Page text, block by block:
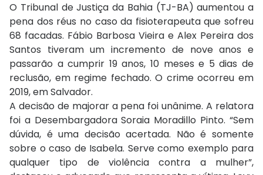
O Tribunal de Justiça da Bahia (TJ-BA) aumentou a
pena dos réus no caso da fisioterapeuta que sofreu
68 facadas. Fábio Barbosa Vieira e Alex Pereira dos
Santos tiveram um incremento de nove anos e
passarão a cumprir 19 anos, 10 meses e 5 dias de
reclusão, em regime fechado. O crime ocorreu em
2019, em Salvador.
A decisão de majorar a pena foi unânime. A relatora
foi a Desembargadora Soraia Moradillo Pinto. “Sem
dúvida, é uma decisão acertada. Não é somente
sobre o caso de Isabela. Serve como exemplo para
qualquer tipo de violência contra a mulher”,